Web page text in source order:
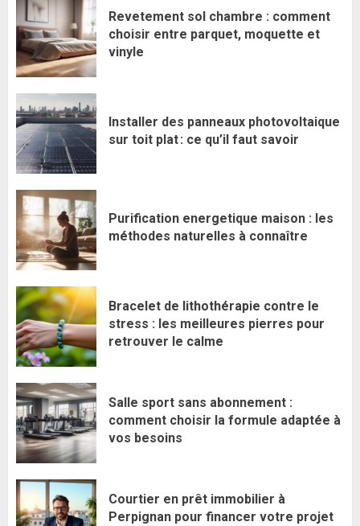
Revetement sol chambre : comment
choisir entre parquet, moquette et
vinyle
Installer des panneaux photovoltaique
sur toit plat : ce qu’il faut savoir
Purification energetique maison : les
méthodes naturelles à connaître
Bracelet de lithothérapie contre le
stress : les meilleures pierres pour
retrouver le calme
Salle sport sans abonnement :
comment choisir la formule adaptée à
vos besoins
Courtier en prêt immobilier à
Perpignan pour financer votre projet